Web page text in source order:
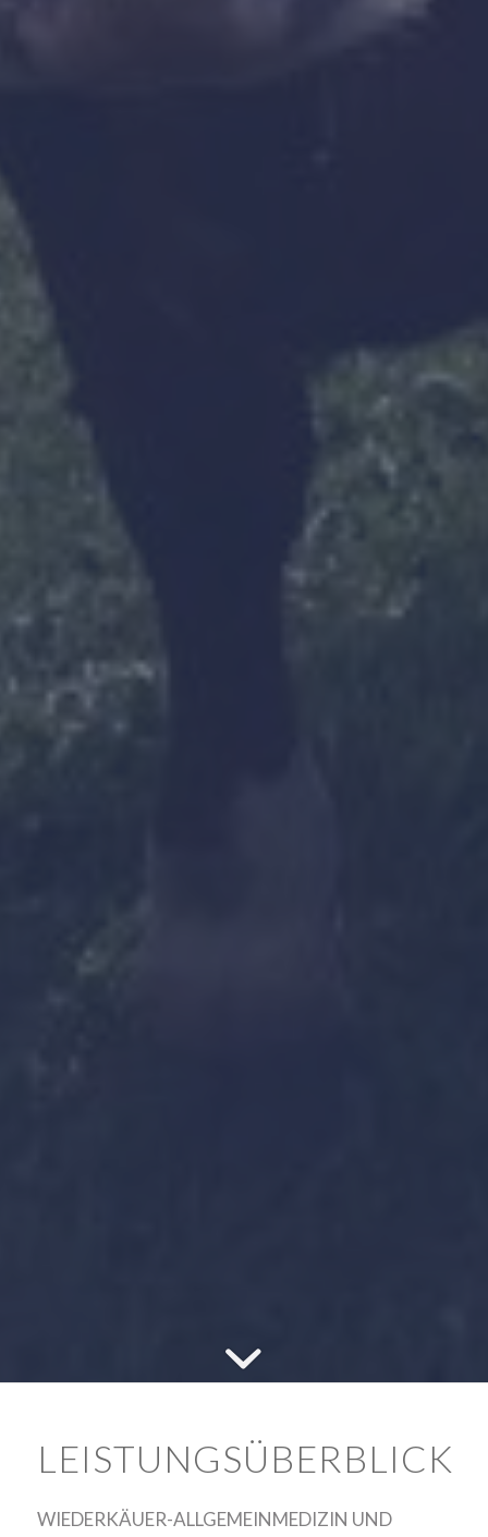
LEISTUNGSÜBERBLICK
WIEDERKÄUER-ALLGEMEINMEDIZIN UND